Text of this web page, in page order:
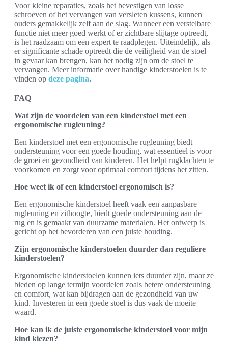
Voor kleine reparaties, zoals het bevestigen van losse
schroeven of het vervangen van versleten kussens, kunnen
ouders gemakkelijk zelf aan de slag. Wanneer een verstelbare
functie niet meer goed werkt of er zichtbare slijtage optreedt,
is het raadzaam om een expert te raadplegen. Uiteindelijk, als
er significante schade optreedt die de veiligheid van de stoel
in gevaar kan brengen, kan het nodig zijn om de stoel te
vervangen. Meer informatie over handige kinderstoelen is te
vinden op deze pagina.
FAQ
Wat zijn de voordelen van een kinderstoel met een
ergonomische rugleuning?
Een kinderstoel met een ergonomische rugleuning biedt
ondersteuning voor een goede houding, wat essentieel is voor
de groei en gezondheid van kinderen. Het helpt rugklachten te
voorkomen en zorgt voor optimaal comfort tijdens het zitten.
Hoe weet ik of een kinderstoel ergonomisch is?
Een ergonomische kinderstoel heeft vaak een aanpasbare
rugleuning en zithoogte, biedt goede ondersteuning aan de
rug en is gemaakt van duurzame materialen. Het ontwerp is
gericht op het bevorderen van een juiste houding.
Zijn ergonomische kinderstoelen duurder dan reguliere
kinderstoelen?
Ergonomische kinderstoelen kunnen iets duurder zijn, maar ze
bieden op lange termijn voordelen zoals betere ondersteuning
en comfort, wat kan bijdragen aan de gezondheid van uw
kind. Investeren in een goede stoel is dus vaak de moeite
waard.
Hoe kan ik de juiste ergonomische kinderstoel voor mijn
kind kiezen?